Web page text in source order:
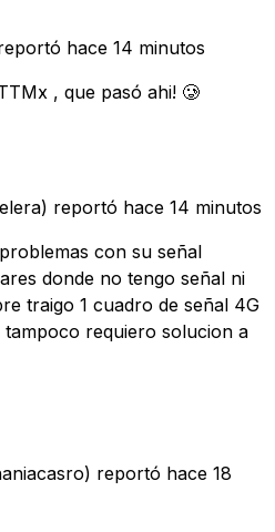
hace 14 minutos
, que pasó ahi! 🥲
reportó hace 14 minutos
con su señal
donde no tengo señal ni
traigo 1 cuadro de señal 4G
requiero solucion a
reportó hace 18